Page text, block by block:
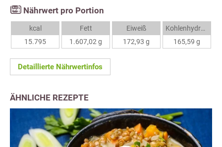
Nährwert pro Portion
kcal
15.795
Fett
1.607,02 g
Eiweiß
172,93 g
Kohlenhydrate
165,59 g
Detaillierte Nährwertinfos
ÄHNLICHE REZEPTE